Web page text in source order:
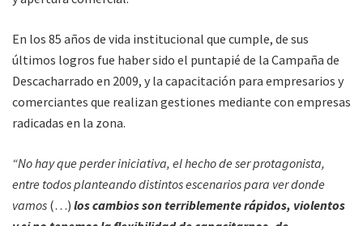
En los 85 años de vida institucional que cumple, de sus
últimos logros fue haber sido el puntapié de la Campaña de
Descacharrado en 2009, y la capacitación para empresarios y
comerciantes que realizan gestiones mediante con empresas
radicadas en la zona.
“No hay que perder iniciativa, el hecho de ser protagonista,
entre todos planteando distintos escenarios para ver donde
vamos (…) los cambios son terriblemente rápidos, violentos